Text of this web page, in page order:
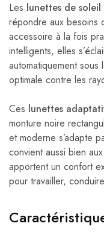
Les lunettes de
répondre aux besoins
accessoire à la fois
intelligents, elles
automatiquement
optimale contre les
Ces lunettes
monture noire
et moderne s’adapte
convient aussi bien
apportent un confort
pour travailler,